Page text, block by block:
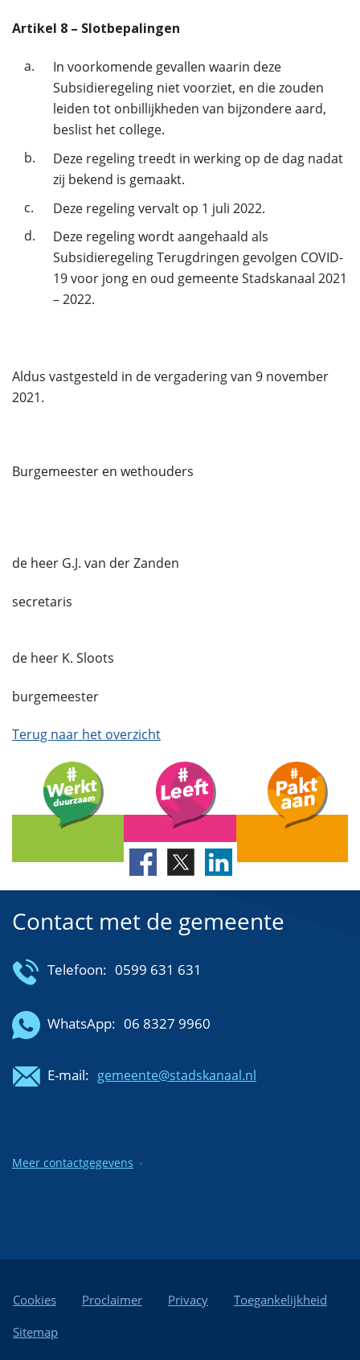
Artikel 8 – Slotbepalingen
a.
In voorkomende gevallen waarin deze
Subsidieregeling niet voorziet, en die zouden
leiden tot onbillijkheden van bijzondere aard,
beslist het college.
b.
Deze regeling treedt in werking op de dag nadat
zij bekend is gemaakt.
c.
Deze regeling vervalt op 1 juli 2022.
d.
Deze regeling wordt aangehaald als
Subsidieregeling Terugdringen gevolgen COVID-
19 voor jong en oud gemeente Stadskanaal 2021
– 2022.
Aldus vastgesteld in de vergadering van 9 november
2021.
Burgemeester en wethouders
de heer G.J. van der Zanden
secretaris
de heer K. Sloots
burgemeester
Terug naar het overzicht
Contact met de gemeente
Telefoon: 0599 631 631
WhatsApp: 06 8327 9960
E-mail: gemeente@stadskanaal.nl
Meer contactgegevens
Cookies Proclaimer Privacy
Toegankelijkheid
Sitemap